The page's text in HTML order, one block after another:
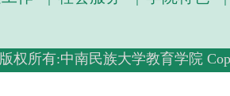
版权所有:中南民族大学教育学院